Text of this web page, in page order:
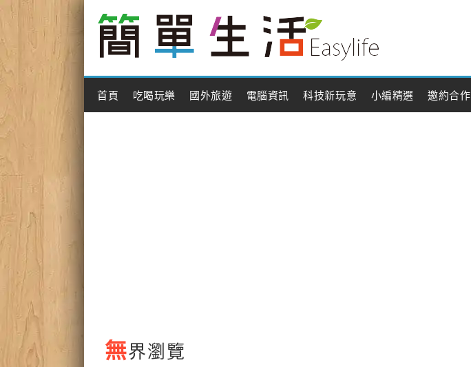
Main Menu
首頁 吃喝玩樂 國外旅遊 電腦資訊 科技新玩意 小編精選 邀約合作
無界瀏覽